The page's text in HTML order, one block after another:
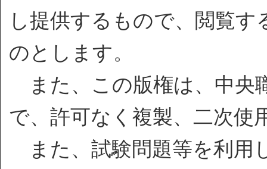
し提供するもので、閲覧
のとします。
また、この版権は、中央
で、許可なく複製、二次使
また、試験問題等を利用